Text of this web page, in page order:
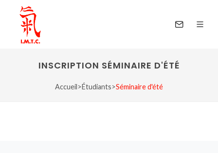
INSCRIPTION SÉMINAIRE D'ÉTÉ
Accueil>Étudiants>Séminaire d'été